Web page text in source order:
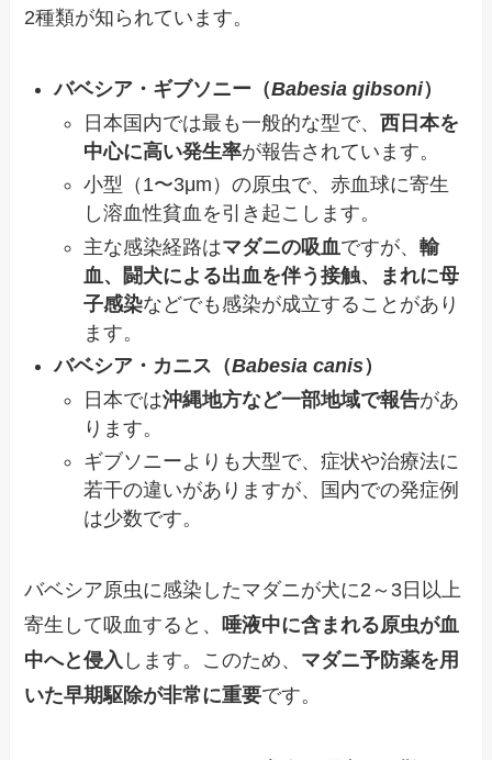
2種類が知られています。
バベシア・ギブソニー（Babesia gibsoni）
日本国内では最も一般的な型で、西日本を
中心に高い発生率が報告されています。
小型（1〜3μm）の原虫で、赤血球に寄生
し溶血性貧血を引き起こします。
主な感染経路はマダニの吸血ですが、輸
血、闘犬による出血を伴う接触、まれに母
子感染などでも感染が成立することがあり
ます。
バベシア・カニス（Babesia canis）
日本では沖縄地方など一部地域で報告があ
ります。
ギブソニーよりも大型で、症状や治療法に
若干の違いがありますが、国内での発症例
は少数です。
バベシア原虫に感染したマダニが犬に2～3日以上
寄生して吸血すると、 唾液中に含まれる原虫が血
中へと侵入 します。このため、 マダニ予防薬を用
いた早期駆除が非常に重要です。